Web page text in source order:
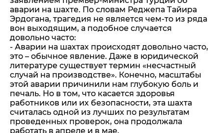
аварии на шахте. По словам Реджепа Тайира
Эрдогана, трагедия не является чем-то из ряда
вон выходящим, а подобное случается
довольно часто:
- Аварии на шахтах происходят довольно часто,
это – обычное явление. Даже в юридической
литературе существует термин «несчастный
случай на производстве». Конечно, масштабы
этой аварии причинили нам глубокую боль и
печаль. Но в том, что касается здоровья
работников или их безопасности, эта шахта
считалась одной из лучших по результатам
проведенных проверок, она продолжала
работать в апреле и в мае.